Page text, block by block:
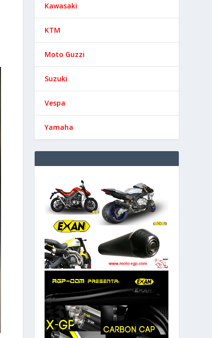
Kawasaki
KTM
Moto Guzzi
Suzuki
Vespa
Yamaha